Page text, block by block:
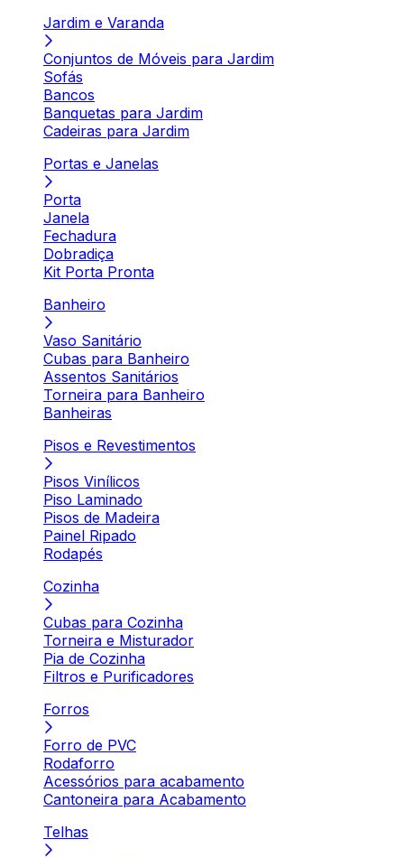
Jardim e Varanda
Conjuntos de Móveis para Jardim
Sofás
Bancos
Banquetas para Jardim
Cadeiras para Jardim
Portas e Janelas
Porta
Janela
Fechadura
Dobradiça
Kit Porta Pronta
Banheiro
Vaso Sanitário
Cubas para Banheiro
Assentos Sanitários
Torneira para Banheiro
Banheiras
Pisos e Revestimentos
Pisos Vinílicos
Piso Laminado
Pisos de Madeira
Painel Ripado
Rodapés
Cozinha
Cubas para Cozinha
Torneira e Misturador
Pia de Cozinha
Filtros e Purificadores
Forros
Forro de PVC
Rodaforro
Acessórios para acabamento
Cantoneira para Acabamento
Telhas